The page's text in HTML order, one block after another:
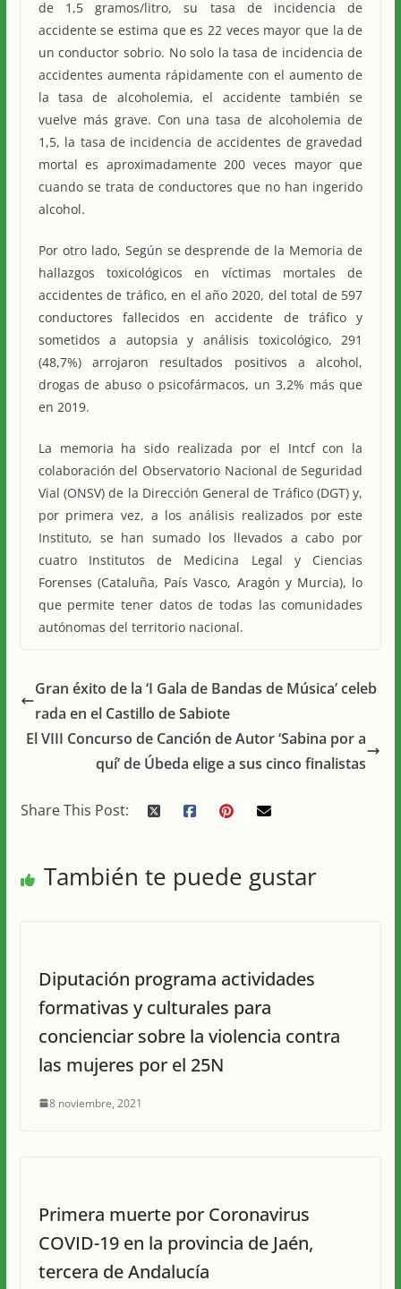
de 1,5 gramos/litro, su tasa de incidencia de
accidente se estima que es 22 veces mayor que la de
un conductor sobrio. No solo la tasa de incidencia de
accidentes aumenta rápidamente con el aumento de
la tasa de alcoholemia, el accidente también se
vuelve más grave. Con una tasa de alcoholemia de
1,5, la tasa de incidencia de accidentes de gravedad
mortal es aproximadamente 200 veces mayor que
cuando se trata de conductores que no han ingerido
alcohol.
Por otro lado, Según se desprende de la Memoria de
hallazgos toxicológicos en víctimas mortales de
accidentes de tráfico, en el año 2020, del total de 597
conductores fallecidos en accidente de tráfico y
sometidos a autopsia y análisis toxicológico, 291
(48,7%) arrojaron resultados positivos a alcohol,
drogas de abuso o psicofármacos, un 3,2% más que
en 2019.
La memoria ha sido realizada por el Intcf con la
colaboración del Observatorio Nacional de Seguridad
Vial (ONSV) de la Dirección General de Tráfico (DGT) y,
por primera vez, a los análisis realizados por este
Instituto, se han sumado los llevados a cabo por
cuatro Institutos de Medicina Legal y Ciencias
Forenses (Cataluña, País Vasco, Aragón y Murcia), lo
que permite tener datos de todas las comunidades
autónomas del territorio nacional.
Gran éxito de la ‘I Gala de Bandas de Música’ celeb
rada en el Castillo de Sabiote
El VIII Concurso de Canción de Autor ‘Sabina por a
quí’ de Úbeda elige a sus cinco finalistas
Share This Post:
También te puede gustar
Diputación programa actividades
formativas y culturales para
concienciar sobre la violencia contra
las mujeres por el 25N
8 noviembre, 2021
Primera muerte por Coronavirus
COVID-19 en la provincia de Jaén,
tercera de Andalucía